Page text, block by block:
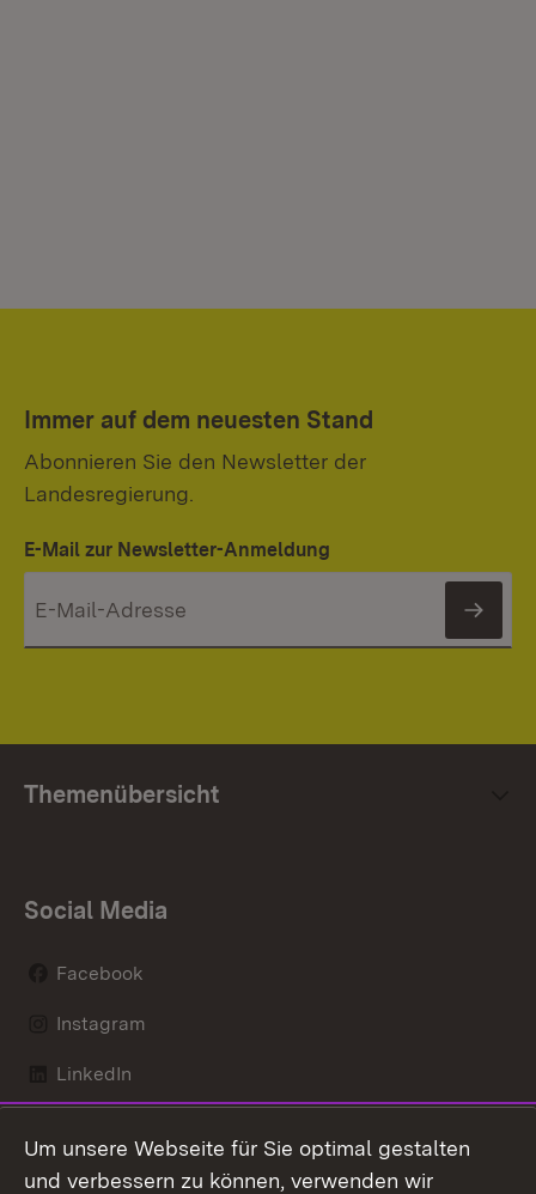
Immer auf dem neuesten Stand
Abonnieren Sie den Newsletter der
Landesregierung.
E-Mail zur Newsletter-Anmeldung
Themenübersicht
Social Media
Facebook
Instagram
LinkedIn
X / Twitter
Um unsere Webseite für Sie optimal gestalten
und verbessern zu können, verwenden wir